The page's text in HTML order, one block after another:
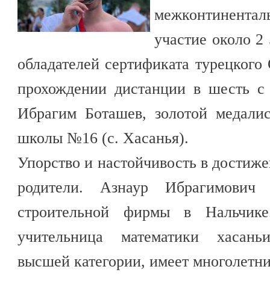
участие около
обладателей сертификата
прохождении дистанции в шесть
Ибрагим Боташев, золотой
школы №16 (с. Хасанья).
Упорство и настойчивость в
родители. Азнаур Ибрагимович
строительной фирмы в
учительница математики
высшей категории, имеет